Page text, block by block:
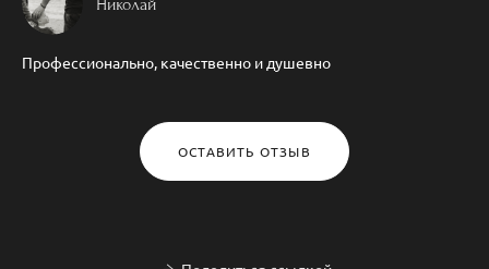
Николай
Профессионально, качественно и душевно
ОСТАВИТЬ ОТЗЫВ